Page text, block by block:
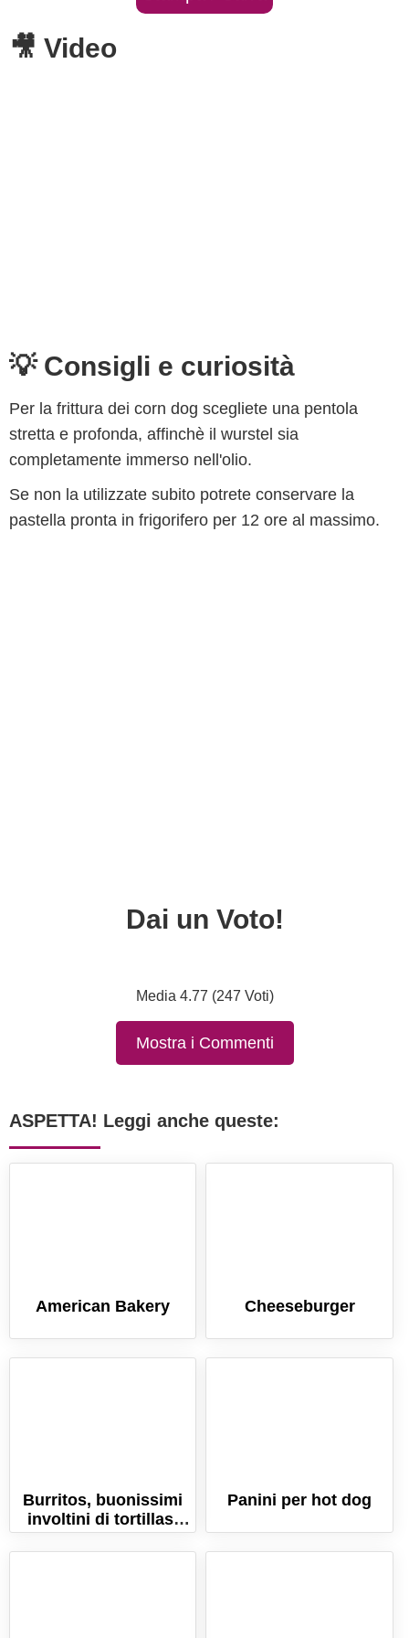
🎥 Video
💡 Consigli e curiosità
Per la frittura dei corn dog scegliete una pentola
stretta e profonda, affinchè il wurstel sia
completamente immerso nell'olio.
Se non la utilizzate subito potrete conservare la
pastella pronta in frigorifero per 12 ore al massimo.
Dai un Voto!
Media 4.77 (247 Voti)
Mostra i Commenti
ASPETTA! Leggi anche queste:
American Bakery Cheeseburger
Burritos, buonissimi
involtini di tortillas.
Ricetta messicana.
Panini per hot dog